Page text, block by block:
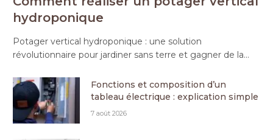
hydroponique
Potager vertical hydroponique : une solution
révolutionnaire pour jardiner sans terre et gagner de la…
Fonctions et composition d’un
tableau électrique : explication simple
7 août 2026